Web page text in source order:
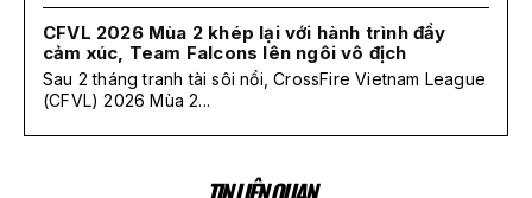
CFVL 2026 Mùa 2 khép lại với hành trình đầy
cảm xúc, Team Falcons lên ngôi vô địch
Sau 2 tháng tranh tài sôi nổi, CrossFire Vietnam League
(CFVL) 2026 Mùa 2...